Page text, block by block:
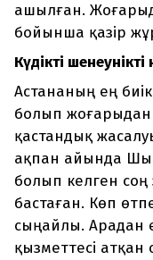
ашылған.
бойынша қазір
Күдікті
Астананың ең
болып жоғарыдан
қастандық
ақпан айында
болып келген соң
бастаған. Көп
сыңайлы. Арадан
қызметтесі